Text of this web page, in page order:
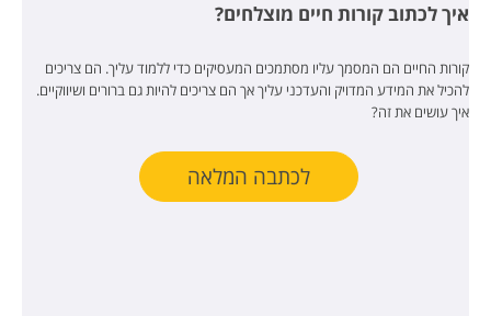
איך לכתוב קורות חיים מוצלחים?
קורות החיים הם המסמך עליו מסתמכים המעסיקים כדי ללמוד עליך. הם צריכים
להכיל את המידע המדויק והעדכני עליך אך הם צריכים להיות גם ברורים ושיווקיים.
איך עושים את זה?
לכתבה המלאה